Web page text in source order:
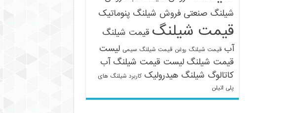
شیلنگ صنعتی فروش شیلنگ پنوماتیک
قیمت شیلنگ قیمت شیلنگ
آب قیمت شیلنگ روغن قیمت شیلنگ سیمی لیست
قیمت شیلنگ لیست قیمت شیلنگ آب
کاتالوگ شیلنگ هیدرولیک کاربرد شیلنگ های
پلی اتیلن